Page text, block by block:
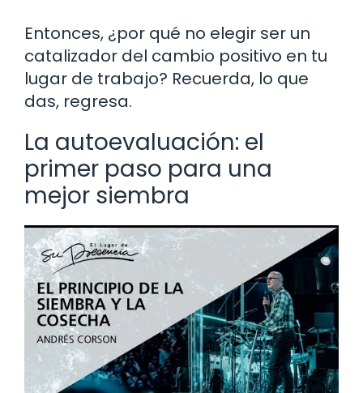
Entonces, ¿por qué no elegir ser un
catalizador del cambio positivo en tu
lugar de trabajo? Recuerda, lo que
das, regresa.
La autoevaluación: el
primer paso para una
mejor siembra